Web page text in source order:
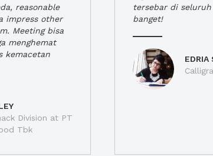
reasonable
impress other
Meeting bisa
menghemat
kemacetan
Division at PT
Tbk
tersebar di seluruh
banget!
EDRIA